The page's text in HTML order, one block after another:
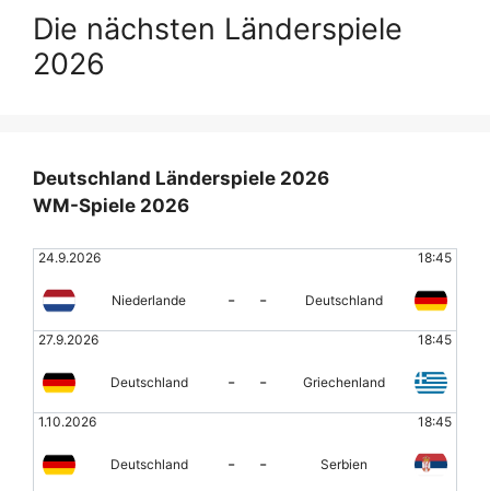
Die nächsten Länderspiele
2026
Deutschland Länderspiele 2026
WM-Spiele 2026
24.9.2026 18:45
Niederlande - - Deutschland
27.9.2026 18:45
Deutschland - - Griechenland
1.10.2026 18:45
Deutschland - - Serbien